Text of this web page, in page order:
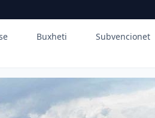
Buxheti Subvencionet